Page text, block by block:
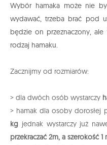
Wybór hamaka może nie
wydawać, trzeba brać pod
będzie on przeznaczony, ale
rodzaj hamaku.
Zacznijmy od rozmiarów:
> dla dwóch osób wystarczy
> hamak dla osoby dorosłej
kg jednak wystarczy już
przekraczać 2m, a szerokość 1